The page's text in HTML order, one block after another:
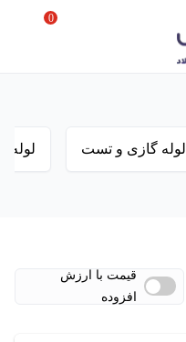
0
لوله گازی و تست لوله
قیمت با ارزش
افزوده